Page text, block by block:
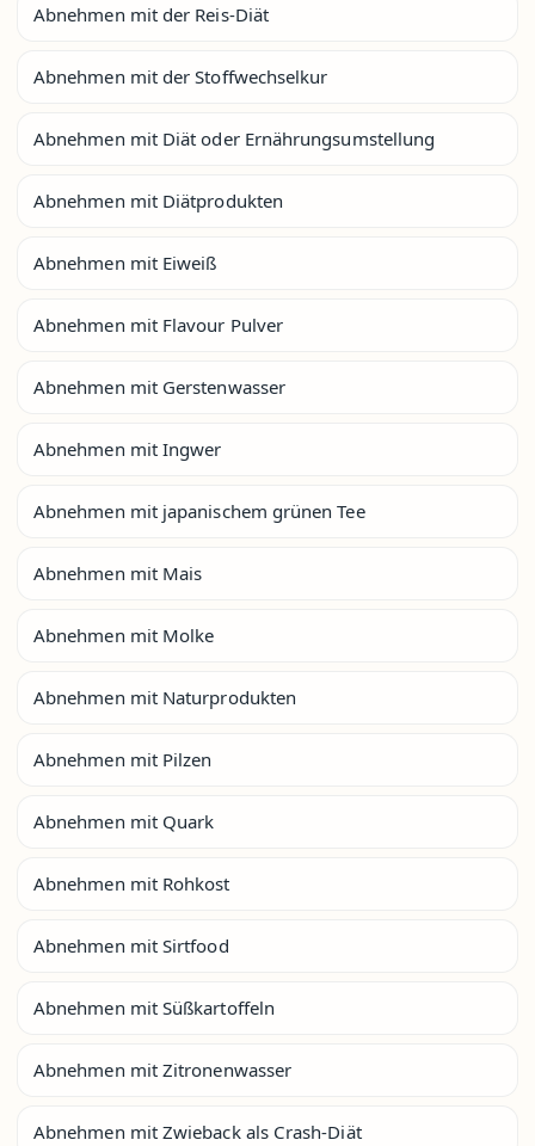
Abnehmen mit der Reis-Diät
Abnehmen mit der Stoffwechselkur
Abnehmen mit Diät oder Ernährungsumstellung
Abnehmen mit Diätprodukten
Abnehmen mit Eiweiß
Abnehmen mit Flavour Pulver
Abnehmen mit Gerstenwasser
Abnehmen mit Ingwer
Abnehmen mit japanischem grünen Tee
Abnehmen mit Mais
Abnehmen mit Molke
Abnehmen mit Naturprodukten
Abnehmen mit Pilzen
Abnehmen mit Quark
Abnehmen mit Rohkost
Abnehmen mit Sirtfood
Abnehmen mit Süßkartoffeln
Abnehmen mit Zitronenwasser
Abnehmen mit Zwieback als Crash-Diät